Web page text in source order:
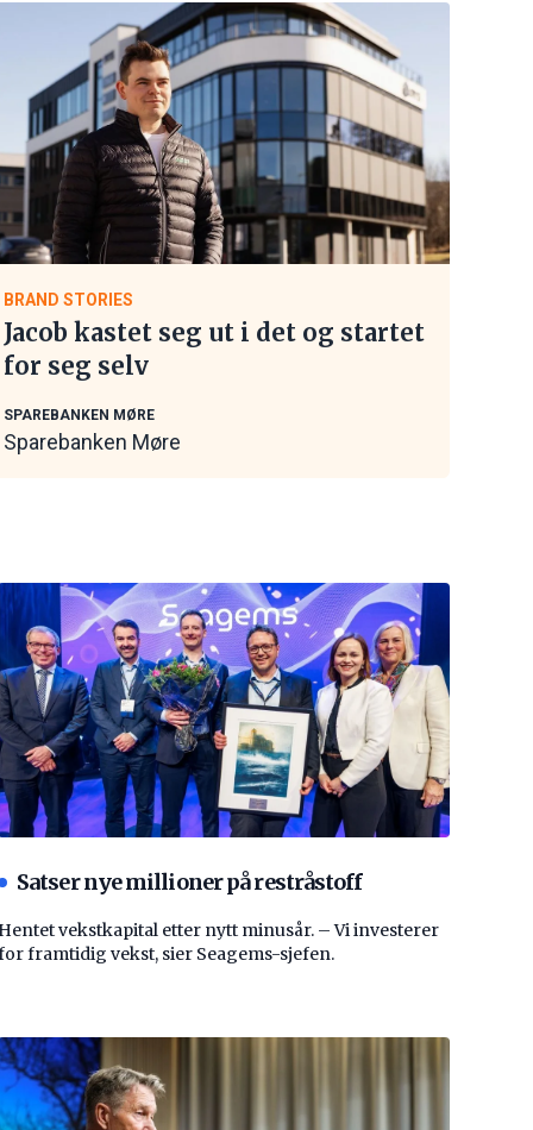
BRAND STORIES
Jacob kastet seg ut i det og startet
for seg selv
SPAREBANKEN MØRE
Sparebanken Møre
Satser nye millioner på restråstoff
Hentet vekstkapital etter nytt minusår. – Vi investerer
framtidig vekst, sier Seagems-sjefen.